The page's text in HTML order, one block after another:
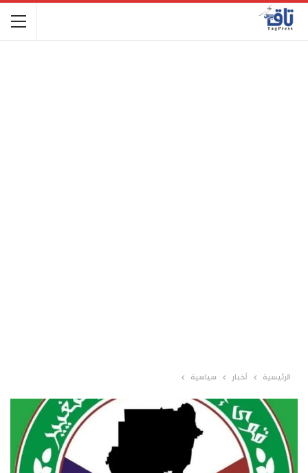
الرئيسية أخبار سياسية